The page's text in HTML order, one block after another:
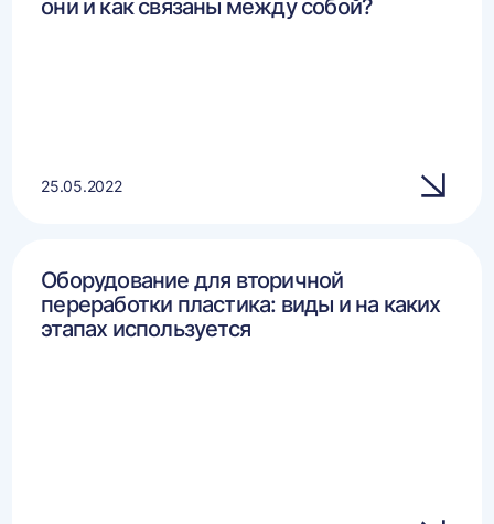
они и как связаны между собой?
25.05.2022
Оборудование для вторичной
переработки пластика: виды и на каких
этапах используется